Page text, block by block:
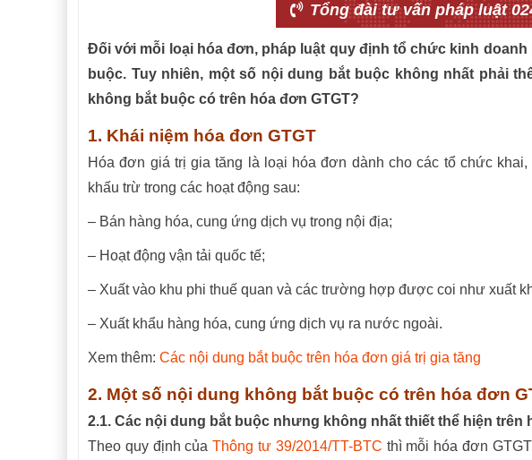
Tổng đài tư vấn pháp luật
Đối với mỗi loại hóa đơn, pháp luật quy định tổ chức kinh
buộc. Tuy nhiên, một số nội dung bắt buộc không nhất phải
không bắt buộc có trên hóa đơn GTGT?
1. Khái niệm hóa đơn GTGT
Hóa đơn giá trị gia tăng là loại hóa đơn dành cho các tổ chức
khấu trừ trong các hoạt động sau:
– Bán hàng hóa, cung ứng dịch vụ trong nội địa;
– Hoạt động vận tải quốc tế;
– Xuất vào khu phi thuế quan và các trường hợp được coi như xuất
– Xuất khẩu hàng hóa, cung ứng dịch vụ ra nước ngoài.
Xem thêm: Các nội dung bắt buộc trên hóa đơn giá trị gia tăng
2. Một số nội dung không bắt buộc có trên hóa đơn
2.1. Các nội dung bắt buộc nhưng không nhất thiết thể hiện trên
Theo quy định củaThông tư 39/2014/TT-BTC thì mỗi hóa đơn